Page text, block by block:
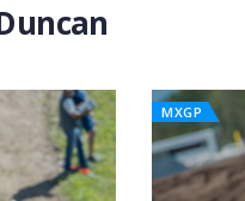
MXGP